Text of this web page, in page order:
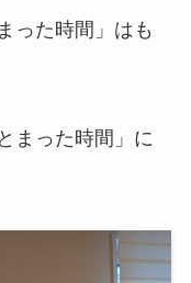
った時間」はも
まった時間」に